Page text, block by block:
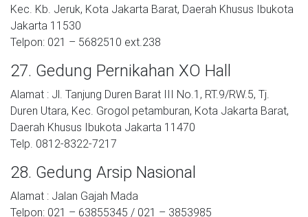
Kec. Kb. Jeruk, Kota Jakarta Barat, Daerah Khusus Ibukota
Jakarta 11530
Telpon: 021 – 5682510 ext.238
27. Gedung Pernikahan XO Hall
Alamat : Jl. Tanjung Duren Barat III No.1, RT.9/RW.5, Tj.
Duren Utara, Kec. Grogol petamburan, Kota Jakarta Barat,
Daerah Khusus Ibukota Jakarta 11470
Telp. 0812-8322-7217
28. Gedung Arsip Nasional
Alamat : Jalan Gajah Mada
Telpon: 021 – 63855345 / 021 – 3853985